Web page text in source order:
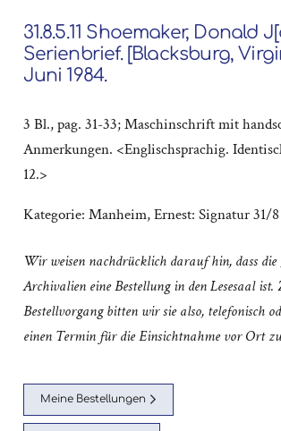
31.8.5.11 Shoemaker, Donald
Serienbrief. [Blacksburg,
Juni 1984.
3 Bl., pag. 31-33; Maschinschrift mit
Anmerkungen. <Englischsprachig.
12.>
Kategorie: Manheim, Ernest: Signatur 31/8
Wir weisen nachdrücklich darauf hin, dass die
Archivalien eine Bestellung in den Lesesaal
Bestellvorgang bitten wir sie also, telefonisch
einen Termin für die Einsichtnahme vor Ort
Meine Bestellungen